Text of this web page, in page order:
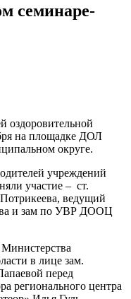
семинаре-
оздоровительной
на площадке ДОЛ
округе.
учреждений
участие – ст.
ведущий
и зам по УВР ДООЦ
в лице зам.
перед
регионального центра